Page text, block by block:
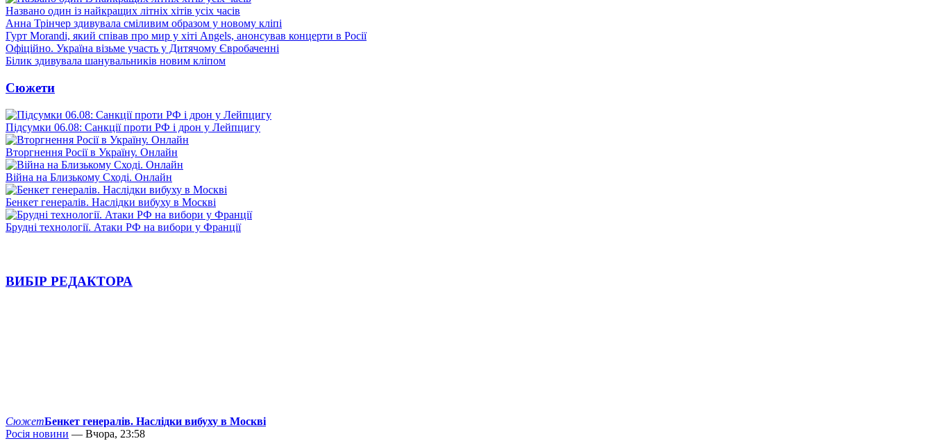
Названо один із найкращих літніх хітів усіх часів
Анна Трінчер здивувала сміливим образом у новому кліпі
Гурт Morandi, який співав про мир у хіті Angels, анонсував концерти в Росії
Офіційно. Україна візьме участь у Дитячому Євробаченні
Білик здивувала шанувальників новим кліпом
Сюжети
Підсумки 06.08: Санкції проти РФ і дрон у Лейпцигу
Вторгнення Росії в Україну. Онлайн
Війна на Близькому Сході. Онлайн
Бенкет генералів. Наслідки вибуху в Москві
Брудні технології. Атаки РФ на вибори у Франції
ВИБІР РЕДАКТОРА
СюжетБенкет генералів. Наслідки вибуху в Москві
Росія новини — Вчора, 23:58